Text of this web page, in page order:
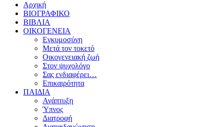
Αρχική
ΒΙΟΓΡΑΦΙΚΟ
ΒΙΒΛΙΑ
ΟΙΚΟΓΕΝΕΙΑ
Εγκυμοσύνη
Μετά τον τοκετό
Οικογενειακή ζωή
Στον ψυχολόγο
Σας ενδιαφέρει…
Επικαιρότητα
ΠΑΙΔΙΑ
Ανάπτυξη
Ύπνος
Διατροφή